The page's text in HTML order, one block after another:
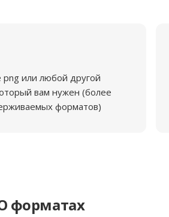
или любой другой
вам нужен (более
форматов)
форматах